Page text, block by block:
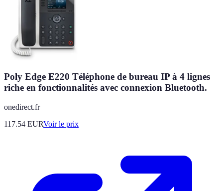
Poly Edge E220 Téléphone de bureau IP à 4 lignes
riche en fonctionnalités avec connexion Bluetooth.
onedirect.fr
117.54 EURVoir le prix